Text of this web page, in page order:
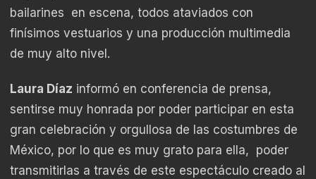
bailarines en escena, todos ataviados con
finísimos vestuarios y una producción multimedia
de muy alto nivel.
Laura Díaz informó en conferencia de prensa,
sentirse muy honrada por poder participar en esta
gran celebración y orgullosa de las costumbres de
México, por lo que es muy grato para ella, poder
transmitirlas a través de este espectáculo creado al